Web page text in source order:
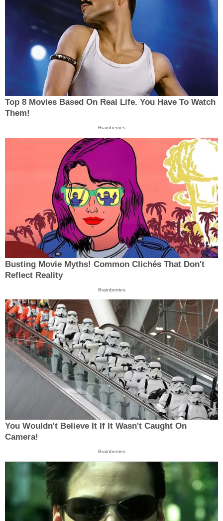
Top 8 Movies Based On Real Life. You Have To Watch
Them!
Brainberries
Busting Movie Myths! Common Clichés That Don't
Reflect Reality
Brainberries
You Wouldn't Believe It If It Wasn't Caught On
Camera!
Brainberries